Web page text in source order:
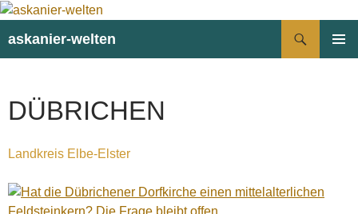
askanier-welten
DÜBRICHEN
Landkreis Elbe-Elster